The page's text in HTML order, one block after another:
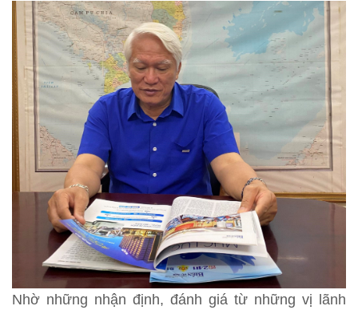
Nhờ những nhận định, đánh giá từ những vị lãnh